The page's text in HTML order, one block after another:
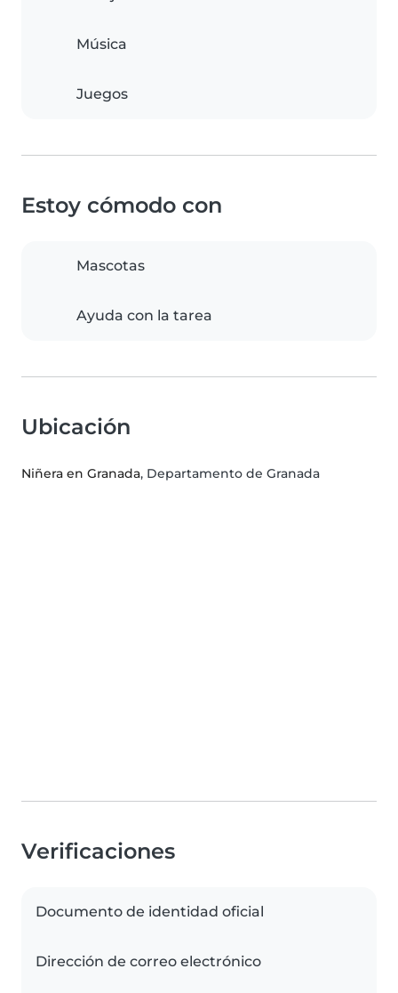
Música
Juegos
Estoy cómodo con
Mascotas
Ayuda con la tarea
Ubicación
Niñera en Granada, Departamento de Granada
Verificaciones
Documento de identidad oficial
Dirección de correo electrónico